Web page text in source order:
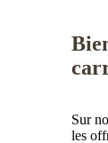
Sur
les